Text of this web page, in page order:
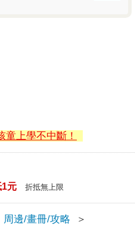
上學不中斷！
1元 折抵無上限
周邊/畫冊/攻略
＞